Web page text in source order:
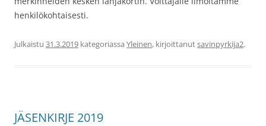
henkilökohtaisesti.
Julkaistu 31.3.2019 kategoriassa Yleinen, kirjoittanutsavinpyrkija2.
JÄSENKIRJE 2019